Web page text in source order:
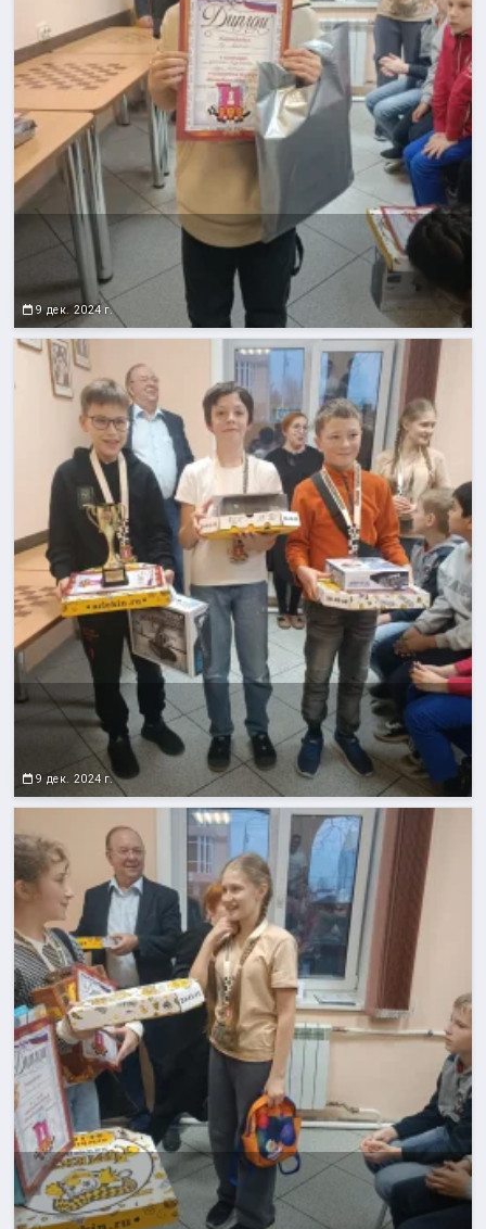
9 дек. 2024 г.
9 дек. 2024 г.